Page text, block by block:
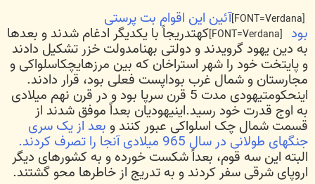
آئین این اقوام بت پرستی
بود[FONT=Verdana] کهتدریجاً با یکدیگر ادغام شدند و بعدها
به دین یهود گرویدند و دولتی بهنامدولت خزر تشکیل دادند
و پایتخت خود را شهر استراخان که بین مرزهایچکاسلواکی و
مجارستان و شمال غرب بوداپست فعلی بود، قرار دادند.
اینحکومتیهودی مدت 5 قرن سرپا بود و در قرن نهم میلادی
به اوج قدرت خود رسید.اینیهودیان بعداً موفق شدند از
قسمت شمال چک اسلواکی عبور کنند وبعد از یک سری
جنگهای طولانی در سال 965 میلادی آنجا را تصرف کردند.
البته این سه قوم، بعداً شکست خورده و به کشورهای دیگر
اروپای شرقی سفر کردند و به تدریج از خاطرها محو گشتند.